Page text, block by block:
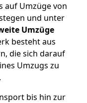
auf Umzüge von
und unter
Umzüge
besteht aus
die sich darauf
Umzugs zu
bis hin zur